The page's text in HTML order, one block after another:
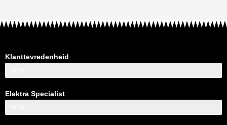
Klanttevredenheid
Elektra Specialist